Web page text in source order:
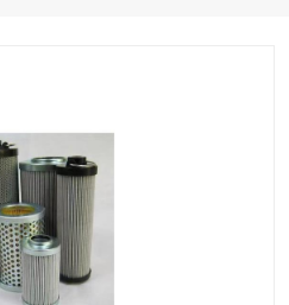
替代进口过滤器
耐腐蚀除雾器滤芯